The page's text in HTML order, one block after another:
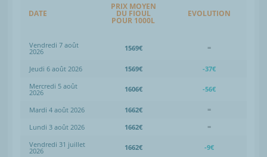
DATE
PRIX MOYEN
DU FIOUL
POUR 1000L
EVOLUTION
Vendredi 7 août
2026 1569€ =
Jeudi 6 août 2026 1569€
-37€
Mercredi 5 août
2026 1606€ -56€
Mardi 4 août 2026 1662€
=
Lundi 3 août 2026
1662€
=
Vendredi 31 juillet
2026 1662€ -9€